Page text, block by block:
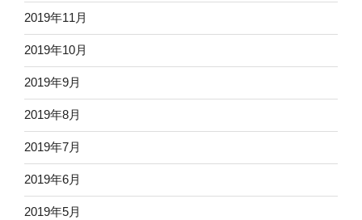
2019年11月
2019年10月
2019年9月
2019年8月
2019年7月
2019年6月
2019年5月